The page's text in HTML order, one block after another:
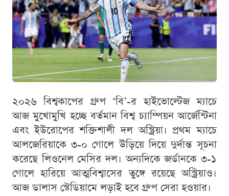
২০২৬ বিশ্বকাপের গ্রুপ ‘বি’-র হাইভোল্টেজ ম্যাচে
আজ মুখোমুখি হচ্ছে বর্তমান বিশ্ব চ্যাম্পিয়ন আর্জেন্টিনা
এবং ইউরোপের শক্তিশালী দল অস্ট্রিয়া। প্রথম ম্যাচে
আলজেরিয়াকে ৩-০ গোলে উড়িয়ে দিয়ে দুর্দান্ত সূচনা
করেছে লিওনেল মেসির দল। অন্যদিকে জর্ডানকে ৩-১
গোলে হারিয়ে আত্মবিশ্বাসের তুঙ্গে রয়েছে অস্ট্রিয়াও।
আজ ডালাস স্টেডিয়ামে লড়াই হবে গ্রুপ সেরা হওয়ার।